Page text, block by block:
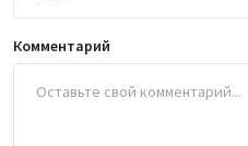
Комментарий